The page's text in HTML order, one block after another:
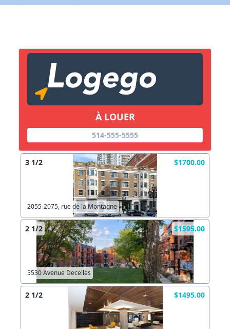
À LOUER
514-555-5555
3 1/2 $1700.00
2055-2075, rue de la Montagne
2 1/2 $1595.00
5530 Avenue Decelles
2 1/2 $1495.00
Lien vers inscription (sera inclus dans courriel)
Copier lien
X Fermer